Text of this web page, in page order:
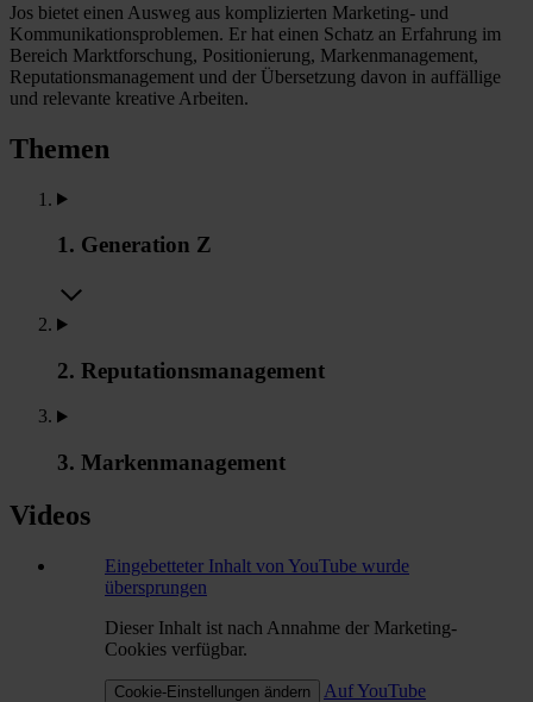
Jos bietet einen Ausweg aus komplizierten Marketing- und
Kommunikationsproblemen. Er hat einen Schatz an Erfahrung im
Bereich Marktforschung, Positionierung, Markenmanagement,
Reputationsmanagement und der Übersetzung davon in auffällige
und relevante kreative Arbeiten.
Themen
1. Generation Z
2. Reputationsmanagement
3. Markenmanagement
Videos
Eingebetteter Inhalt von YouTube wurde
übersprungen
Dieser Inhalt ist nach Annahme der Marketing-
Cookies verfügbar.
Cookie-Einstellungen ändern
Auf YouTube